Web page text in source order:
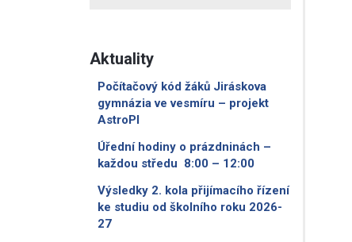
Aktuality
Počítačový kód žáků Jiráskova
gymnázia ve vesmíru – projekt
AstroPI
Úřední hodiny o prázdninách –
každou středu 8:00 – 12:00
Výsledky 2. kola přijímacího řízení
ke studiu od školního roku 2026-
27